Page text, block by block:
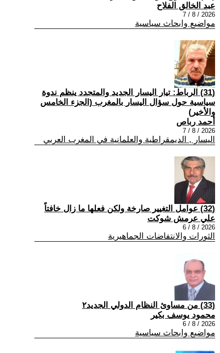
عبد الخالق الفلاح
2026 / 8 / 7
مواضيع وابحاث سياسية
(31) الرباط: تيار اليسار الجديد والمتجدد ينظم ندوة
سياسية حول سؤال اليسار بالمغرب (الجزء الخامس
والأخير)
أحمد رباص
2026 / 8 / 7
اليسار , الديمقراطية والعلمانية في المغرب العربي
(32) عوامل التغيير صارخة ولكن فعلها ما زال خافتاً
علي عرمش شوكت
2026 / 8 / 6
الثورات والانتفاضات الجماهيرية
(33) من مساوئ النظام الدولي الجديد٢
محمود يوسف بكير
2026 / 8 / 6
مواضيع وابحاث سياسية